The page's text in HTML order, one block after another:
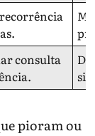
consulta
pioram ou